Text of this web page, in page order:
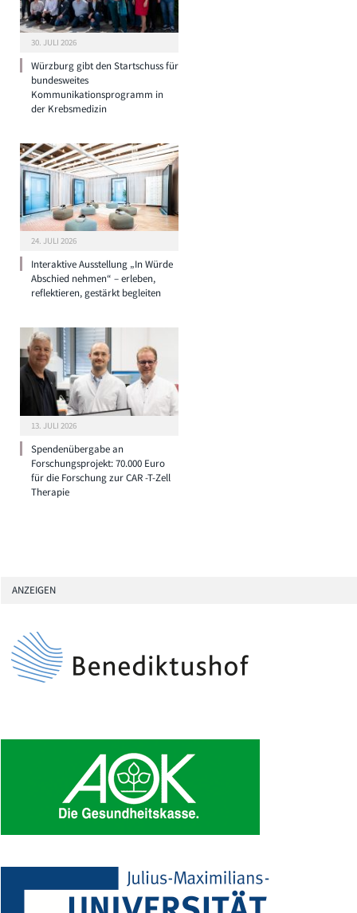
30. JULI 2026
Würzburg gibt den Startschuss für
bundesweites
Kommunikationsprogramm in
der Krebsmedizin
24. JULI 2026
Interaktive Ausstellung „In Würde
Abschied nehmen“ – erleben,
reflektieren, gestärkt begleiten
13. JULI 2026
Spendenübergabe an
Forschungsprojekt: 70.000 Euro
für die Forschung zur CAR -T-Zell
Therapie
ANZEIGEN